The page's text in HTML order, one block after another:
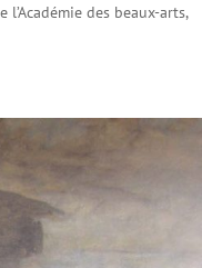
des beaux-arts,